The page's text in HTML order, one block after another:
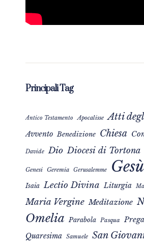
Principali Tag
Antico Testamento Apocalisse Atti
Avvento Benedizione Chiesa
Davide Dio Diocesi di Tortona
Genesi Geremia Gerusalemme Gesù
Isaia Lectio Divina Liturgia
Maria Vergine Meditazione
Omelia Parabola Pasqua
Quaresima Samuele San